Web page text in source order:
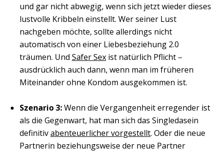
und gar nicht abwegig, wenn sich jetzt wieder dieses
lustvolle Kribbeln einstellt. Wer seiner Lust
nachgeben möchte, sollte allerdings nicht
automatisch von einer Liebesbeziehung 2.0
träumen. Und Safer Sex ist natürlich Pflicht –
ausdrücklich auch dann, wenn man im früheren
Miteinander ohne Kondom ausgekommen ist.
Szenario 3:Wenn die Vergangenheit erregender ist
als die Gegenwart, hat man sich das Singledasein
definitivabenteuerlicher vorgestellt. Oder die neue
Partnerin beziehungsweise der neue Partner